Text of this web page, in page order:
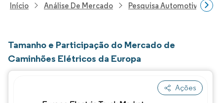
Início Análise De Mercado Pesquisa Automotiva
Tamanho e Participação do Mercado de
Caminhões Elétricos da Europa
Ações